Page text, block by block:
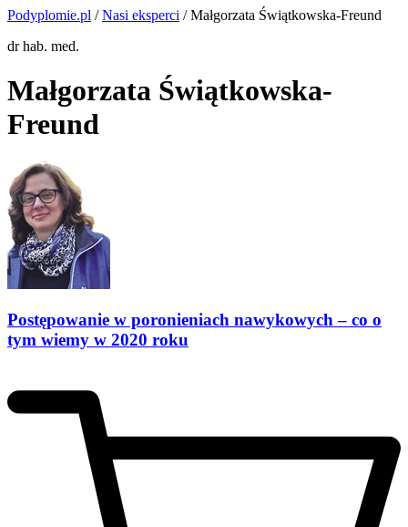
Podyplomie.pl /Nasi eksperci / Małgorzata Świątkowska-Freund
dr hab. med.
Małgorzata Świątkowska-
Freund
Postępowanie w poronieniach nawykowych – co o
tym wiemy w 2020 roku